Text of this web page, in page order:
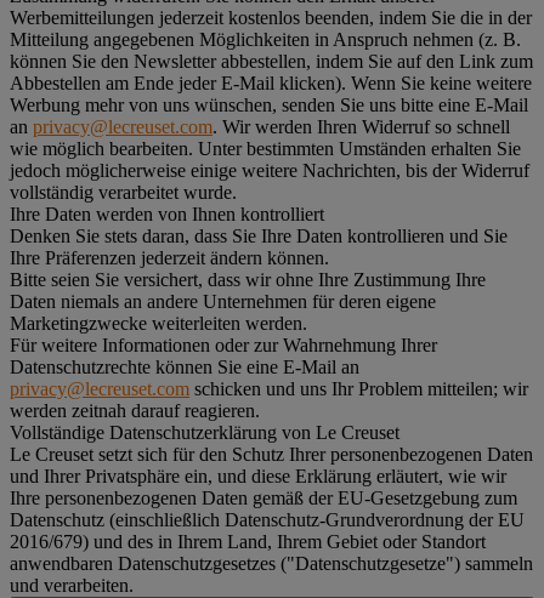
Werbemitteilungen jederzeit kostenlos beenden, indem Sie die in der
Mitteilung angegebenen Möglichkeiten in Anspruch nehmen (z. B.
können Sie den Newsletter abbestellen, indem Sie auf den Link zum
Abbestellen am Ende jeder E-Mail klicken). Wenn Sie keine weitere
Werbung mehr von uns wünschen, senden Sie uns bitte eine E-Mail
an privacy@lecreuset.com. Wir werden Ihren Widerruf so schnell
wie möglich bearbeiten. Unter bestimmten Umständen erhalten Sie
jedoch möglicherweise einige weitere Nachrichten, bis der Widerruf
vollständig verarbeitet wurde.
Ihre Daten werden von Ihnen kontrolliert
Denken Sie stets daran, dass Sie Ihre Daten kontrollieren und Sie
Ihre Präferenzen jederzeit ändern können.
Bitte seien Sie versichert, dass wir ohne Ihre Zustimmung Ihre
Daten niemals an andere Unternehmen für deren eigene
Marketingzwecke weiterleiten werden.
Für weitere Informationen oder zur Wahrnehmung Ihrer
Datenschutzrechte können Sie eine E-Mail an
privacy@lecreuset.com schicken und uns Ihr Problem mitteilen; wir
werden zeitnah darauf reagieren.
Vollständige Datenschutzerklärung von Le Creuset
Le Creuset setzt sich für den Schutz Ihrer personenbezogenen Daten
und Ihrer Privatsphäre ein, und diese Erklärung erläutert, wie wir
Ihre personenbezogenen Daten gemäß der EU-Gesetzgebung zum
Datenschutz (einschließlich Datenschutz-Grundverordnung der EU
2016/679) und des in Ihrem Land, Ihrem Gebiet oder Standort
anwendbaren Datenschutzgesetzes ("Datenschutzgesetze") sammeln
und verarbeiten.